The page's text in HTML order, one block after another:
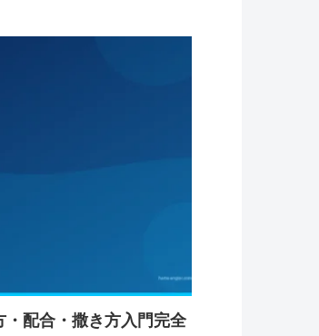
配合・撒き方入門完全